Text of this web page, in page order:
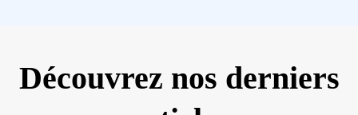
Découvrez nos derniers